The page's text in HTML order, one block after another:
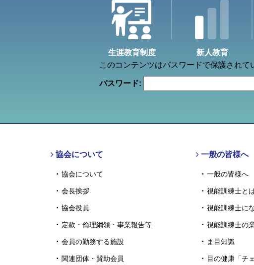
生涯教育制度 新人教育
このコンテンツはパスワードで保護されて
パスワード:
協会について
協会について
会長挨拶
協会役員
定款・倫理綱領・事業報告等
会員の勤務する施設
関連団体・賛助会員
一般の皆様へ
一般の皆様へ
視能訓練士と
視能訓練士に
視能訓練士の
ま目知識
目の健康「チ